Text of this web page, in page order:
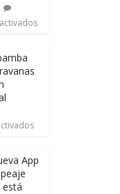
App
está